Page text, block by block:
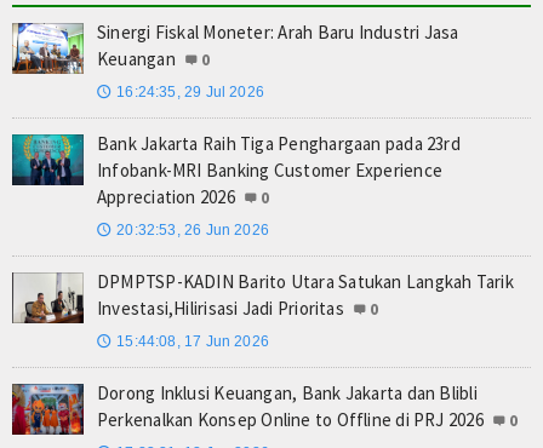
Sinergi Fiskal Moneter: Arah Baru Industri Jasa
Keuangan
0
🕔 16:24:35, 29 Jul 2026
Bank Jakarta Raih Tiga Penghargaan pada 23rd
Infobank-MRI Banking Customer Experience
Appreciation 2026
0
🕔 20:32:53, 26 Jun 2026
DPMPTSP-KADIN Barito Utara Satukan Langkah Tarik
Investasi,Hilirisasi Jadi Prioritas
0
🕔 15:44:08, 17 Jun 2026
Dorong Inklusi Keuangan, Bank Jakarta dan Blibli
Perkenalkan Konsep Online to Offline di PRJ 2026
0